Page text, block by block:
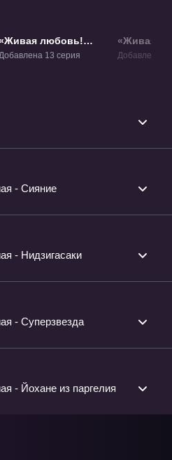
любовь!
Проект «Школьный
13 серия
«Живая
Проект
Добавлена 1
- Сияние
- Нидзигасаки
- Суперзвезда
- Йохане из паргелия